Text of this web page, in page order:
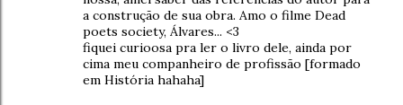
a construção de sua obra. Amo o filme Dead
poets society, Álvares... <3
fiquei curioosa pra ler o livro dele, ainda por
cima meu companheiro de profissão [formado
em História hahaha]